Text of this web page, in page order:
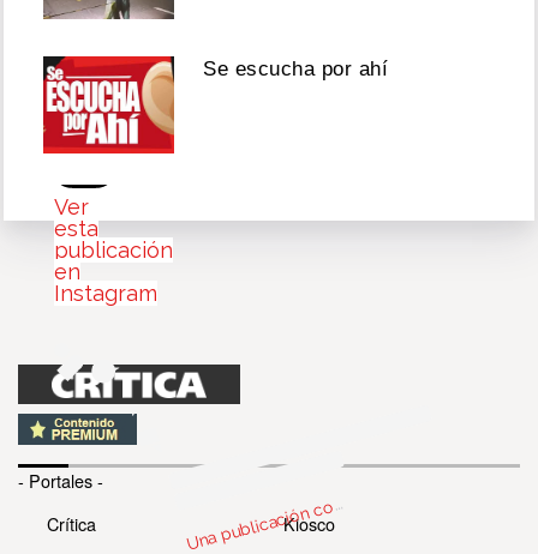
05,
Ver
esta
publicación
en
Instagram
U
om
er)
Se escucha por ahí
- Portales -
Crítica
Kiosco